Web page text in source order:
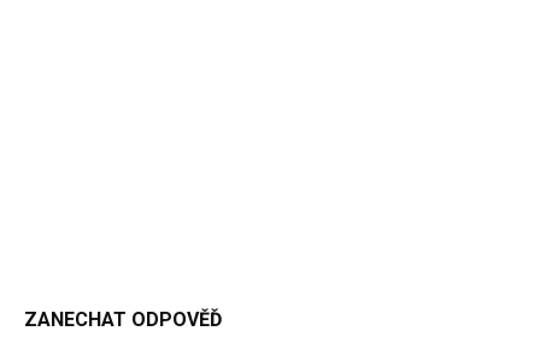
ZANECHAT ODPOVĚĎ